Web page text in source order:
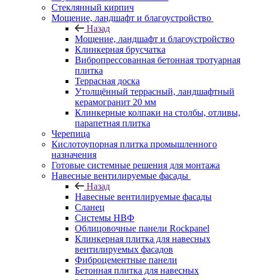
Cтеклянный кирпич
Мощение, ландшафт и благоустройство
Назад
Мощение, ландшафт и благоустройство
Клинкерная брусчатка
Вибропрессованная бетонная тротуарная
плитка
Террасная доска
Утолщённый террасный, ландшафтный
керамогранит 20 мм
Клинкерные колпаки на столбы, отливы,
парапетная плитка
Черепица
Кислотоупорная плитка промышленного
назначения
Готовые системные решения для монтажа
Навесные вентилируемые фасады
Назад
Навесные вентилируемые фасады
Сланец
Системы НВФ
Облицовочные панели Rockpanel
Клинкерная плитка для навесных
вентилируемых фасадов
Фиброцементные панели
Бетонная плитка для навесных